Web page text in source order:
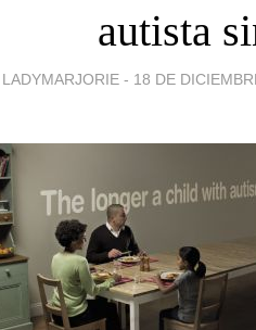
autista
LADYMARJORIE - 18 DE